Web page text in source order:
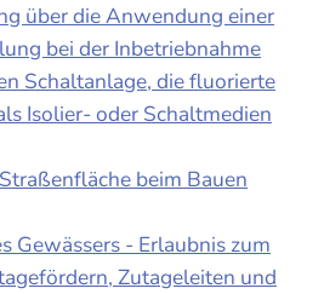
über die Anwendung einer
bei der Inbetriebnahme
Schaltanlage, die fluorierte
Isolier- oder Schaltmedien
beim Bauen
Gewässers - Erlaubnis zum
Zutageleiten und